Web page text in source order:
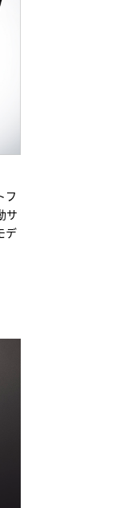
フ
サ
デ